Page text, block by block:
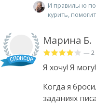
И правильно
курить,
Марина Б.
— 2
Я хочу! Я
Когда я
заданиях